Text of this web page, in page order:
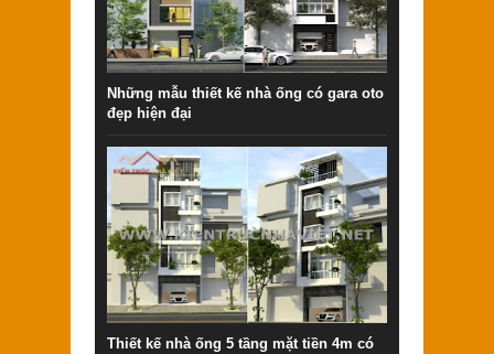
Những mẫu thiết kế nhà ống có gara oto
đẹp hiện đại
Thiết kế nhà ống 5 tầng mặt tiền 4m có